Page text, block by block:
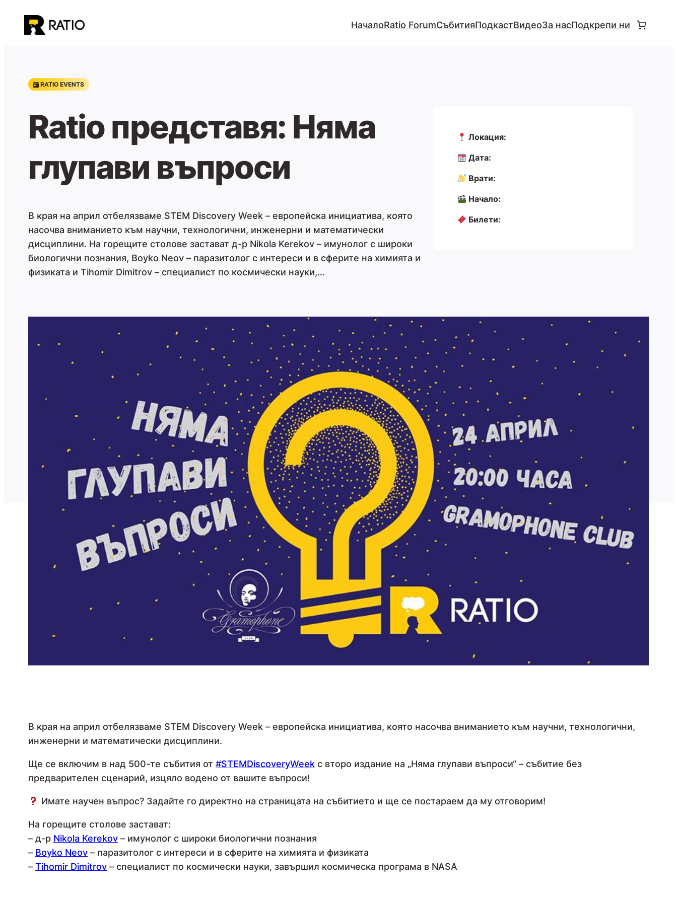
съдържанието
НачалоRatio ForumСъбитияПодкастВидеоЗа насПодкрепи ни
RATIO EVENTS
Ratio представя: Няма
глупави въпроси
В края на април отбелязваме STEM Discovery Week – европейска инициатива, която
насочва вниманието към научни, технологични, инженерни и математически
дисциплини. На горещите столове застават д-р Nikola Kerekov – имунолог с широки
биологични познания, Boyko Neov – паразитолог с интереси и в сферите на химията и
физиката и Tihomir Dimitrov – специалист по космически науки,…
Локация:
Дата:
Врати:
Начало:
Билети:
В края на април отбелязваме STEM Discovery Week – европейска инициатива, която насочва вниманието към научни, технологични,
инженерни и математически дисциплини.
Ще се включим в над 500-те събития от #STEMDiscoveryWeek с второ издание на „Няма глупави въпроси“ – събитие без
предварителен сценарий, изцяло водено от вашите въпроси!
Имате научен въпрос? Задайте го директно на страницата на събитието и ще се постараем да му отговорим!
На горещите столове застават:
– д-р Nikola Kerekov – имунолог с широки биологични познания
– Boyko Neov – паразитолог с интереси и в сферите на химията и физиката
– Tihomir Dimitrov – специалист по космически науки, завършил космическа програма в NASA